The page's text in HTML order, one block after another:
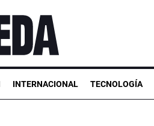
INTERNACIONAL TECNOLOGÍA